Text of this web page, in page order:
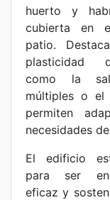
huerto y
cubierta en
patio.
plasticidad
como la
múltiples o el
permiten
necesidades
El edificio
para ser
eficaz y